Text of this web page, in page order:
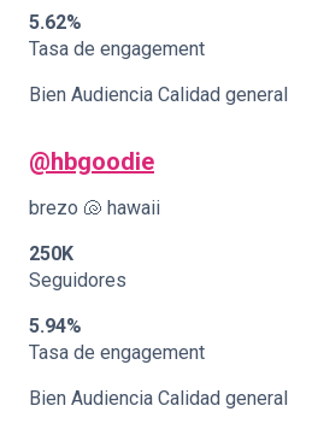
5.62%
Tasa de engagement
Bien Audiencia Calidad general
@hbgoodie
brezo 🐚 hawaii
250K
Seguidores
5.94%
Tasa de engagement
Bien Audiencia Calidad general